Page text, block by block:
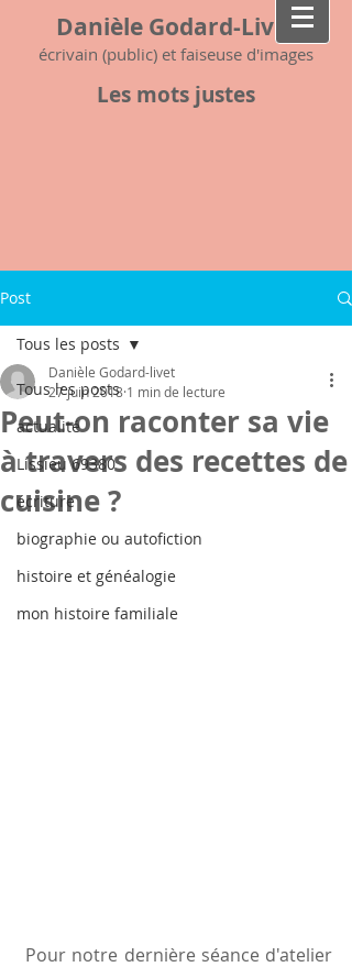
Danièle Godard-Livet
écrivain (public) et faiseuse d'images
Les mots justes
Post
Tous les posts
actualité
Lissieu 69380
écriture
biographie ou autofiction
histoire et généalogie
mon histoire familiale
Tous les posts
Peut-on raconter sa vie
à travers des recettes de
cuisine ?
Danièle Godard-livet
27 juin 2018 1 min de lecture